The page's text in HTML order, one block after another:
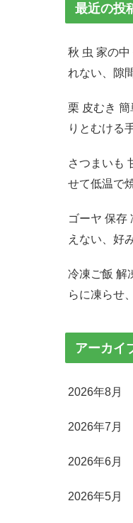
最近の投
秋 虫 家の
れない、隙
栗 皮むき
りとむける
さつまいも
せて低温で
ゴーヤ 保存
えない、好
冷凍ご飯 解
らに凍らせ
アーカイ
2026年8月
2026年7月
2026年6月
2026年5月